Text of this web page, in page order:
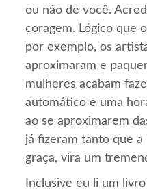
ou não de você.
coragem. Lógico que
por exemplo, os
aproximaram e
mulheres acabam
automático e uma
ao se aproximarem
já fizeram tanto que
graça, vira um
Inclusive eu li um